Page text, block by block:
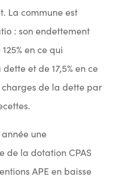
La commune est
: son endettement
en ce qui
et de 17,5% en ce
de la dette par
une
de la dotation CPAS
APE en baisse